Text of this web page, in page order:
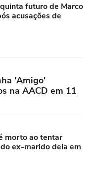
futuro de Marco
acusações de
'Amigo'
na AACD em 11
morto ao tentar
ex-marido dela em